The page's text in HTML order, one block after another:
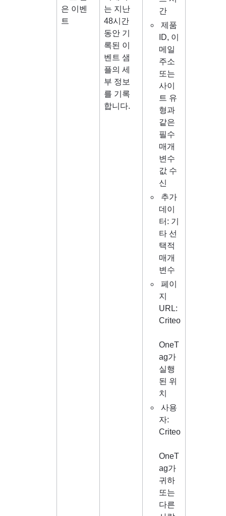
은 이벤
트
는 지난
48시간
동안 기
록된 이
벤트 샘
플의 세
부 정보
를 기록
합니다.
간
제품
ID, 이
메일
주소
또는
사이
트 유
형과
같은
필수
매개
변수
값 수
신
데이
터: 기
타 선
택적
매개
변수
페이
지
URL:
Criteo
OneT
ag가
실행
된 위
치
사용
자:
Criteo
OneT
ag가
귀하
또는
다른